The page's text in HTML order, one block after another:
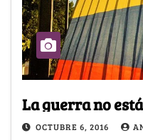
La guerra no
OCTUBRE 6, 2016